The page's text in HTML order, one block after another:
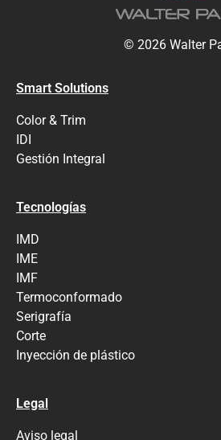
© 2026 Walter
Smart Solutions
Color & Trim
IDI
Gestión Integral
Tecnologías
IMD
IME
IMF
Termoconformado
Serigrafía
Corte
Inyección de plástico
Legal
Aviso legal